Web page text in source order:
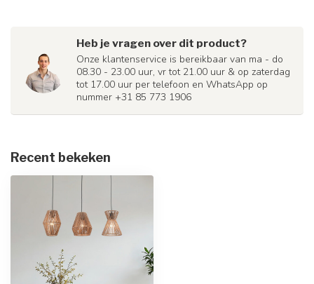
Heb je vragen over dit product?
Onze klantenservice is bereikbaar van ma - do
08.30 - 23.00 uur, vr tot 21.00 uur & op zaterdag
tot 17.00 uur per telefoon en WhatsApp op
nummer +31 85 773 1906
Recent bekeken